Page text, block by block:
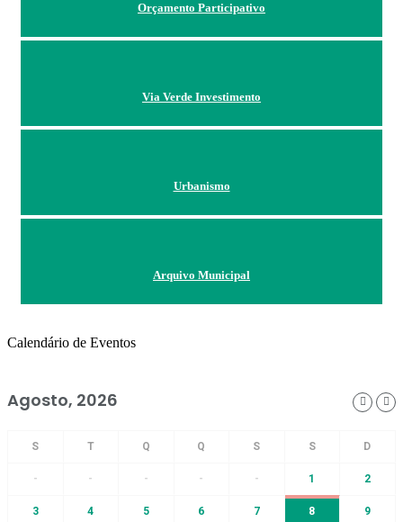
Orçamento Participativo
Via Verde Investimento
Urbanismo
Arquivo Municipal
Calendário de Eventos
Agosto, 2026
- - - - - 1 2
3 4 5 6 7 8 9